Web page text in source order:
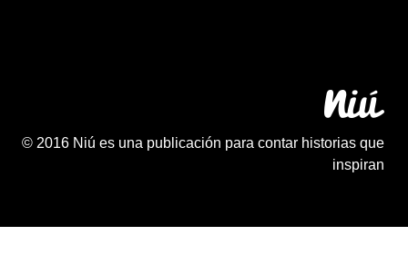
© 2016 Niú es una publicación para contar historias que
inspiran